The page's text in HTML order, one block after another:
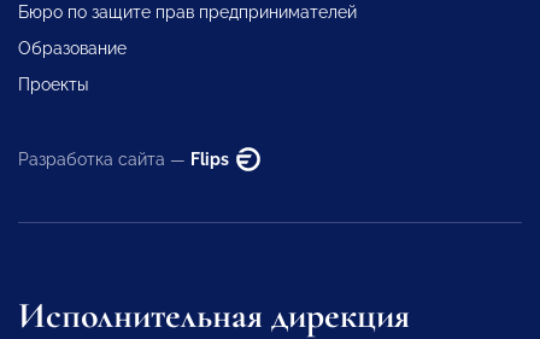
Бюро по защите прав предпринимателей
Образование
Проекты
Разработка сайта — Flips
Исполнительная дирекция